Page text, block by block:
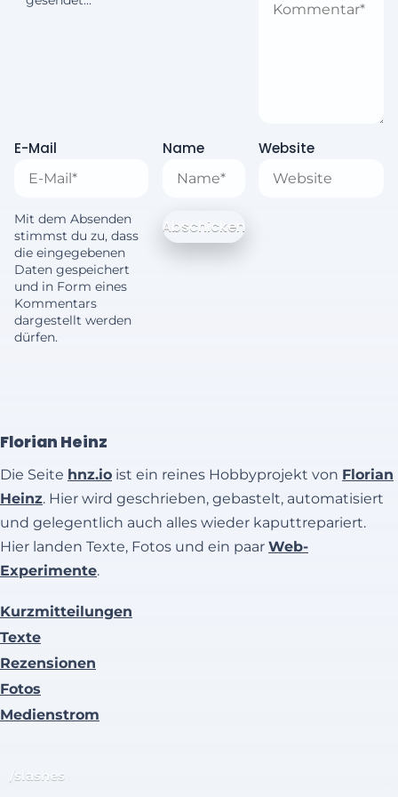
E-Mail Name Website
Mit dem Absenden
stimmst du zu, dass
die eingegebenen
Daten gespeichert
und in Form eines
Kommentars
dargestellt werden
dürfen.
Florian Heinz
Die Seite hnz.io ist ein reines Hobbyprojekt von Florian
Heinz. Hier wird geschrieben, gebastelt, automatisiert
und gelegentlich auch alles wieder kaputtrepariert.
Hier landen Texte, Fotos und ein paar Web-
Experimente.
Kurzmitteilungen
Texte
Rezensionen
Fotos
Medienstrom
/slashes